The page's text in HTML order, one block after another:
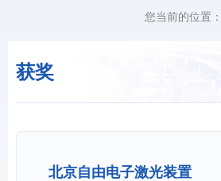
获奖
您当前的位置：
北京自由电子激光装置